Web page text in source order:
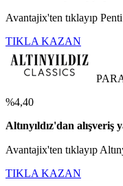
Avantajix'ten tıklayıp
TIKLA KAZAN
%4,40
Altınyıldız'dan
Avantajix'ten tıklayıp
TIKLA KAZAN